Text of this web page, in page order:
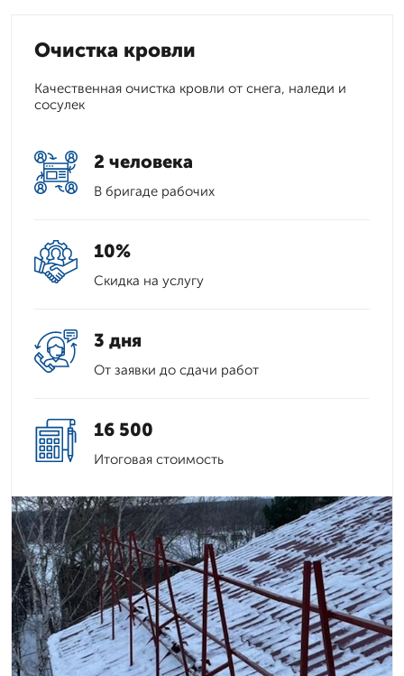
Очистка кровли
Качественная очистка кровли от снега, наледи и
сосулек
2 человека
В бригаде рабочих
10%
Скидка на услугу
3 дня
От заявки до сдачи работ
16 500
Итоговая стоимость